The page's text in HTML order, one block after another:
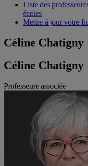
Liste des
écoles
Mettre à jour votre
Céline Chatigny
Céline Chatigny
Professeure associée